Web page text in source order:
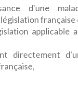
d'une
française
applicable
directement